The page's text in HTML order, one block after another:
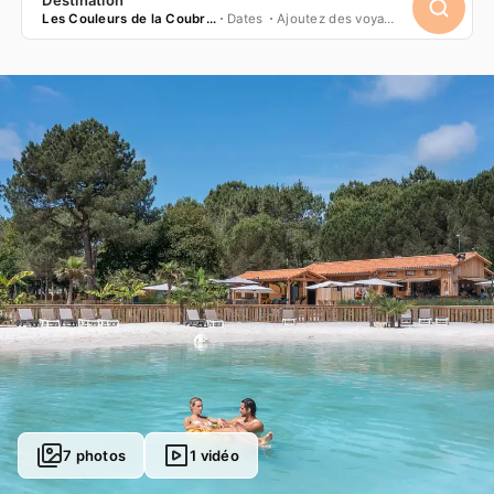
Les Couleurs de la Coubre **** Dates Ajoutez des voyageurs
7 photos 1 vidéo